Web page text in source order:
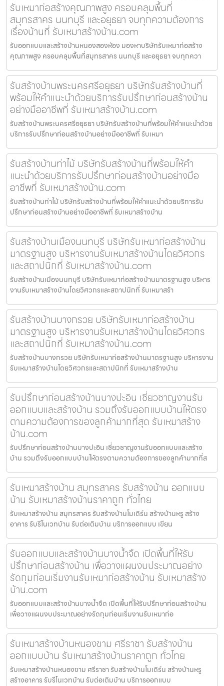
รับเหมาก่อสร้างคุณภาพสูง ครอบคลุมพื้นที่
สมุทรสาคร นนทบุรี และอยุธยา จบทุกความต้องการ
เรื่องบ้านที่ รับเหมาสร้างบ้าน.com
รับออกแบบและสร้างบ้านหนองสองห้อง มองหาบริษัทรับเหมาก่อสร้าง
คุณภาพสูง ครอบคลุมพื้นที่สมุทรสาคร นนทบุรี และอยุธยา จบทุกควา
รับสร้างบ้านพระนครศรีอยุธยา บริษัทรับสร้างบ้านที่
พร้อมให้คำแนะนำด้วยบริการรับปรึกษาก่อนสร้างบ้าน
อย่างมืออาชีพที่ รับเหมาสร้างบ้าน.com
รับสร้างบ้านพระนครศรีอยุธยา บริษัทรับสร้างบ้านที่พร้อมให้คำแนะนำด้วย
บริการรับปรึกษาก่อนสร้างบ้านอย่างมืออาชีพที่ รับเหมา
รับสร้างบ้านท่าไม้ บริษัทรับสร้างบ้านที่พร้อมให้คำ
แนะนำด้วยบริการรับปรึกษาก่อนสร้างบ้านอย่างมือ
อาชีพที่ รับเหมาสร้างบ้าน.com
รับสร้างบ้านท่าไม้ บริษัทรับสร้างบ้านที่พร้อมให้คำแนะนำด้วยบริการรับ
ปรึกษาก่อนสร้างบ้านอย่างมืออาชีพที่ รับเหมาสร้างบ้าน
รับสร้างบ้านเมืองนนทบุรี บริษัทรับเหมาก่อสร้างบ้าน
มาตรฐานสูง บริหารงานรับเหมาสร้างบ้านโดยวิศวกร
และสถาปนิกที่ รับเหมาสร้างบ้าน.com
รับสร้างบ้านเมืองนนทบุรี บริษัทรับเหมาก่อสร้างบ้านมาตรฐานสูง บริหาร
งานรับเหมาสร้างบ้านโดยวิศวกรและสถาปนิกที่ รับเหมาสร้า
รับสร้างบ้านบางกรวย บริษัทรับเหมาก่อสร้างบ้าน
มาตรฐานสูง บริหารงานรับเหมาสร้างบ้านโดยวิศวกร
และสถาปนิกที่ รับเหมาสร้างบ้าน.com
รับสร้างบ้านบางกรวย บริษัทรับเหมาก่อสร้างบ้านมาตรฐานสูง บริหารงาน
รับเหมาสร้างบ้านโดยวิศวกรและสถาปนิกที่ รับเหมาสร้างบ้าน
รับปรึกษาก่อนสร้างบ้านบางปะอิน เชี่ยวชาญงานรับ
ออกแบบและสร้างบ้าน รวมถึงรับออกแบบบ้านให้ตรง
ตามความต้องการของลูกค้ามากที่สุด รับเหมาสร้าง
บ้าน.com
รับปรึกษาก่อนสร้างบ้านบางปะอิน เชี่ยวชาญงานรับออกแบบและสร้าง
บ้าน รวมถึงรับออกแบบบ้านให้ตรงตามความต้องการของลูกค้ามากที่ส
รับเหมาสร้างบ้าน สมุทรสาคร รับสร้างบ้าน ออกแบบ
บ้าน รับเหมาสร้างบ้านราคาถูก ทั่วไทย
รับเหมาสร้างบ้าน สมุทรสาคร รับสร้างบ้านโมเดิร์น สร้างบ้านหรู สร้าง
อาคาร รับรีโนเวทบ้าน รับต่อเติมบ้าน บริการออกแบบ เขียน
รับออกแบบและสร้างบ้านบางน้ำจืด เปิดพื้นที่ให้รับ
ปรึกษาก่อนสร้างบ้าน เพื่อวางแผนงบประมาณอย่าง
รัดกุมก่อนเริ่มงานรับเหมาก่อสร้างบ้าน รับเหมาสร้าง
บ้าน.com
รับออกแบบและสร้างบ้านบางน้ำจืด เปิดพื้นที่ให้รับปรึกษาก่อนสร้างบ้าน
เพื่อวางแผนงบประมาณอย่างรัดกุมก่อนเริ่มงานรับเหมาก่อ
รับเหมาสร้างบ้านหนองขาม ศรีราชา รับสร้างบ้าน
ออกแบบบ้าน รับเหมาสร้างบ้านราคาถูก ทั่วไทย
รับเหมาสร้างบ้านหนองขาม ศรีราชา รับสร้างบ้านโมเดิร์น สร้างบ้านหรู
สร้างอาคาร รับรีโนเวทบ้าน รับต่อเติมบ้าน บริการออกแบบ